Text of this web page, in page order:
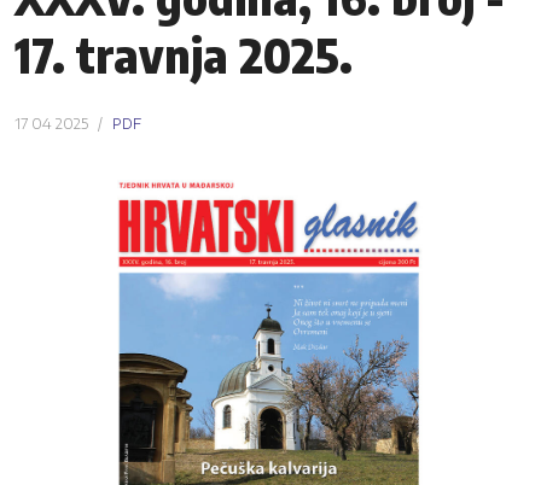
17. travnja 2025.
17 04 2025 PDF